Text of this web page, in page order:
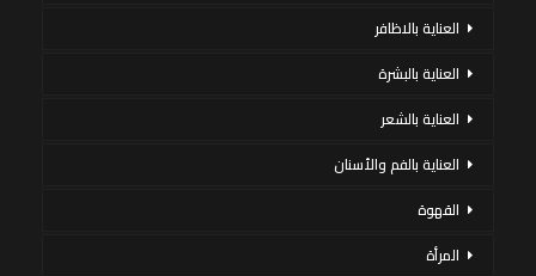
العناية بالاظافر
العناية بالبشرة
العناية بالشعر
العناية بالفم والأسنان
القهوة
المرأة